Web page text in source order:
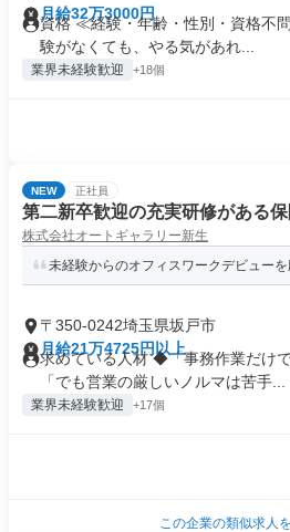
月給32万3000円
資格 ≪経験・年齢・性別・資格不
験がなくても、やる気があれ...
業界未経験歓迎 +18個
NEW 正社員
第二新卒歓迎の充実研修がある
株式会社オートギャラリー新生
未経験からのオフィスワークデビューを
〒350-0242埼玉県坂戸市
月給21万4725円以上
求めている人材 ◆「事務作業だけ
「でも営業の厳しいノルマは苦手...
業界未経験歓迎 +17個
この企業の類似求人